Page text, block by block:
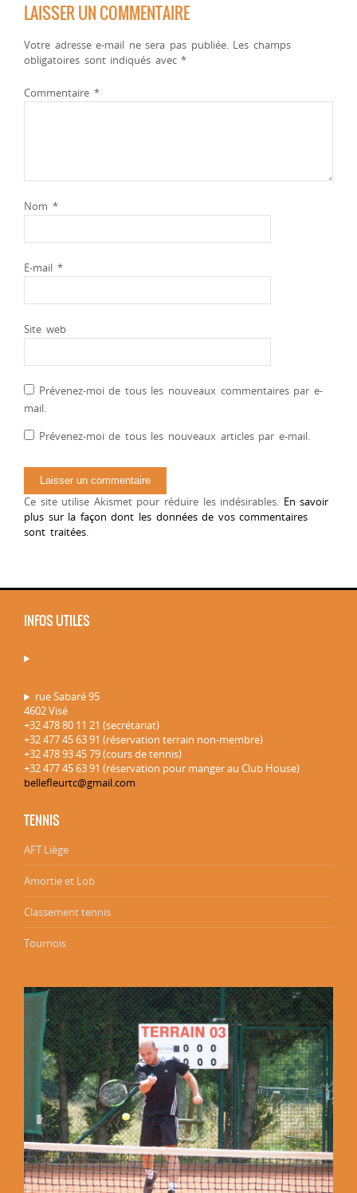
LAISSER UN COMMENTAIRE
Votre adresse e-mail ne sera pas publiée. Les champs
obligatoires sont indiqués avec*
Commentaire *
Nom *
E-mail *
Site web
Prévenez-moi de tous les nouveaux commentaires par e-
mail.
Prévenez-moi de tous les nouveaux articles par e-mail.
Ce site utilise Akismet pour réduire les indésirables. En savoir
plus sur la façon dont les données de vos commentaires
sont traitées.
INFOS UTILES
rue Sabaré 95
4602 Visé
+32 478 80 11 21 (secrétariat)
+32 477 45 63 91 (réservation terrain non-membre)
+32 478 93 45 79 (cours de tennis)
+32 477 45 63 91 (réservation pour manger au Club House)
bellefleurtc@gmail.com
TENNIS
AFT Liège
Amortie et Lob
Classement tennis
Tournois